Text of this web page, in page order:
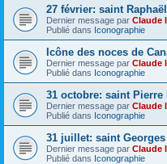
27 février: saint
Dernier message par Claude
Publié dans Iconographie
Icône des noces de
Dernier message par Claude
Publié dans Iconographie
31 octobre: saint Pierre
Dernier message par Claude
Publié dans Iconographie
31 juillet: saint
Dernier message par Claude
Publié dans Iconographie